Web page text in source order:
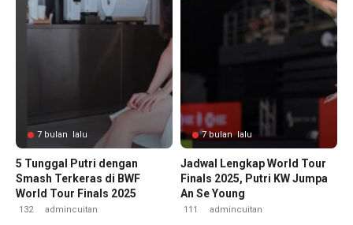
7 bulan lalu
5 Tunggal Putri dengan
Smash Terkeras di BWF
World Tour Finals 2025
132 admincuitan
7 bulan lalu
Jadwal Lengkap World Tour
Finals 2025, Putri KW Jumpa
An Se Young
111 admincuitan